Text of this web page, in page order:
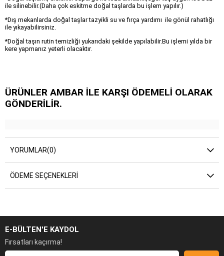
ile silinebilir.(Daha çok eskitme doğal taşlarda bu işlem yapılır.)
*Dış mekanlarda doğal taşlar tazyikli su ve fırça yardımı ile gönül rahatlığı
ile yıkayabilirsiniz.
*Doğal taşın rutin temizliği yukarıdaki şekilde yapılabilir.Bu işlemi yılda bir
kere yapmanız yeterli olacaktır.
ÜRÜNLER AMBAR İLE KARŞI ÖDEMELİ OLARAK
GÖNDERİLİR.
YORUMLAR(0)
ÖDEME SEÇENEKLERI
E-BÜLTEN'E KAYDOL
Fırsatları kaçırma!